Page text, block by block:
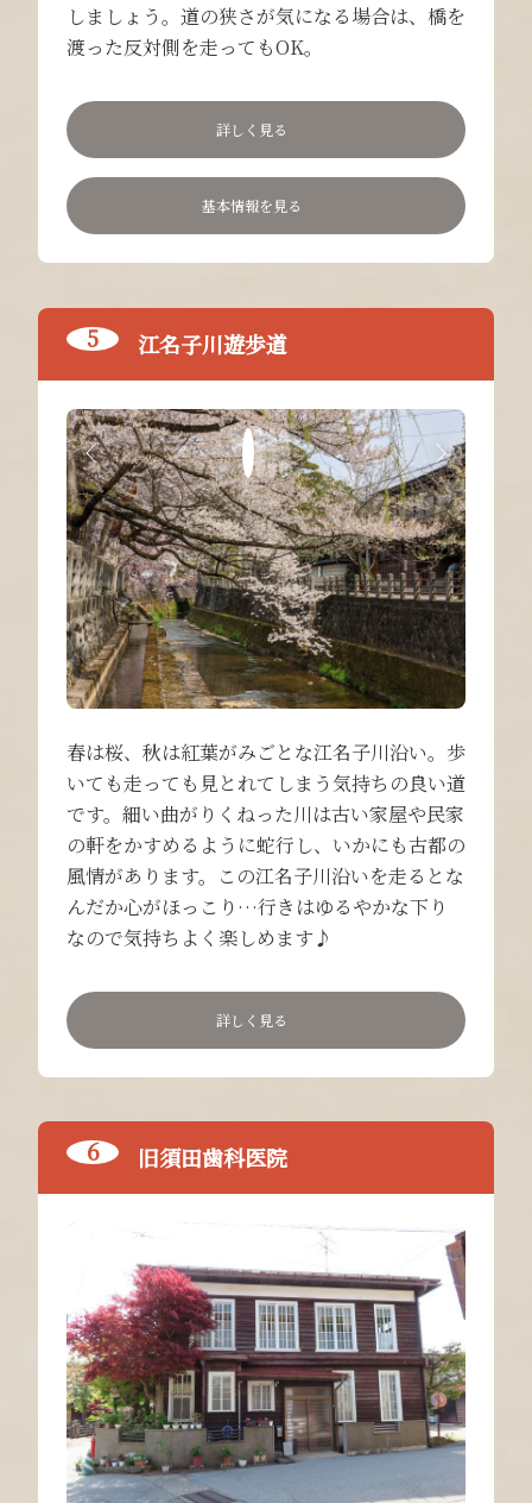
しましょう。道の狭さが気になる場合は、橋を
渡った反対側を走ってもOK。
詳しく見る
基本情報を見る
江名子川遊歩道
春は桜、秋は紅葉がみごとな江名子川沿い。歩
いても走っても見とれてしまう気持ちの良い道
です。細い曲がりくねった川は古い家屋や民家
の軒をかすめるように蛇行し、いかにも古都の
風情があります。この江名子川沿いを走るとな
んだか心がほっこり…行きはゆるやかな下り
なので気持ちよく楽しめます♪
詳しく見る
旧須田歯科医院